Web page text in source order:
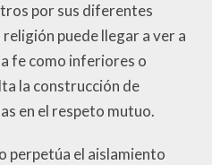
por sus diferentes
puede llegar a ver a
fe como inferiores o
la construcción de
en el respeto mutuo.
perpetúa el aislamiento